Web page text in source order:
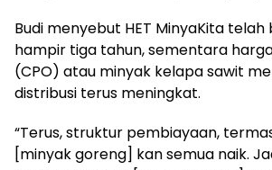
Budi menyebut HET MinyaKita
hampir tiga tahun, sementara
(CPO) atau minyak kelapa sawit
distribusi terus meningkat.
“Terus, struktur pembiayaan,
[minyak goreng] kan semua naik.